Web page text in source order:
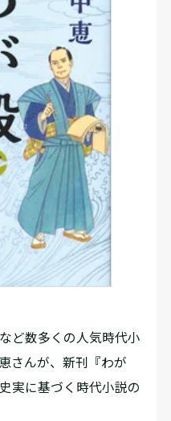
ど数多くの人気時代小
さんが、新刊『わが
実に基づく時代小説の